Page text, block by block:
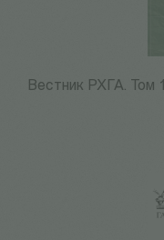
Вестник РХГА. Том